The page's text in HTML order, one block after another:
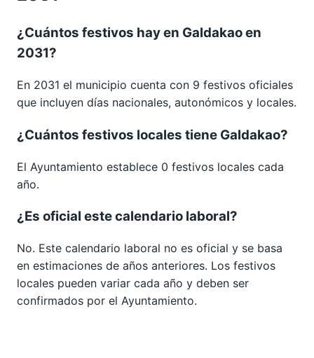
¿Cuántos festivos hay en Galdakao en
2031?
En 2031 el municipio cuenta con 9 festivos oficiales
que incluyen días nacionales, autonómicos y locales.
¿Cuántos festivos locales tiene Galdakao?
El Ayuntamiento establece 0 festivos locales cada
año.
¿Es oficial este calendario laboral?
No. Este calendario laboral no es oficial y se basa
en estimaciones de años anteriores. Los festivos
locales pueden variar cada año y deben ser
confirmados por el Ayuntamiento.